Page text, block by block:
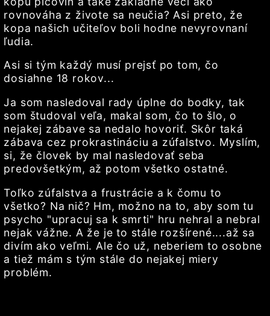
rovnováha z živote sa neučia? Asi preto, že
kopa našich učiteľov boli hodne nevyrovnaní
ľudia.
Asi si tým každý musí prejsť po tom, čo
dosiahne 18 rokov...
Ja som nasledoval rady úplne do bodky, tak
som študoval veľa, makal som, čo to šlo, o
nejakej zábave sa nedalo hovoriť. Skôr taká
zábava cez prokrastináciu a zúfalstvo. Myslím,
si, že človek by mal nasledovať seba
predovšetkým, až potom všetko ostatné.
Toľko zúfalstva a frustrácie a k čomu to
všetko? Na nič? Hm, možno na to, aby som tu
psycho "upracuj sa k smrti" hru nehral a nebral
nejak vážne. A že je to stále rozšírené....až sa
divím ako veľmi. Ale čo už, neberiem to osobne
a tiež mám s tým stále do nejakej miery
problém.